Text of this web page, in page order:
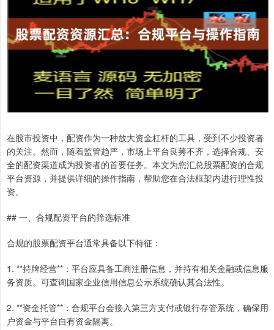
在股市投资中，配资作为一种放大资金杠杆的工具，受到不少投资者
的关注。然而，随着监管趋严，市场上平台良莠不齐，选择合规、安
全的配资渠道成为投资者的首要任务。本文为您汇总股票配资的合规
平台资源，并提供详细的操作指南，帮助您在合法框架内进行理性投
资。
## 一、合规配资平台的筛选标准
合规的股票配资平台通常具备以下特征：
1. **持牌经营**：平台应具备工商注册信息，并持有相关金融或信息服
务资质。可查询国家企业信用信息公示系统确认其合法性。
2. **资金托管**：合规平台会接入第三方支付或银行存管系统，确保用
户资金与平台自有资金隔离。